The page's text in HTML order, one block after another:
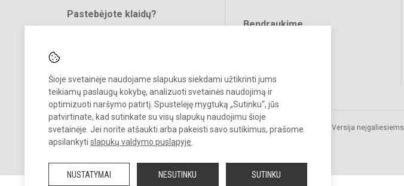
Šioje svetainėje naudojame slapukus siekdami užtikrinti jums
teikiamų paslaugų kokybę, analizuoti svetainės naudojimą ir
optimizuoti naršymo patirtį. Spustelėję mygtuką „Sutinku“, jūs
patvirtinate, kad sutinkate su visų slapukų naudojimu šioje
svetainėje. Jei norite atšaukti arba pakeisti savo sutikimus, prašome
apsilankyti slapukų valdymo puslapyje
NUSTATYMAI NESUTINKU SUTINKU
Pastebėjote klaidų?
Bendraukime
© 2025. Vilniaus r. Nemenčinės Gedimino gimnazija. Visos teisės
saugomos.
Kopijuoti turinį be raštiško įstaigos administracijos sutikimo griežtai
Versija neįgaliesiems